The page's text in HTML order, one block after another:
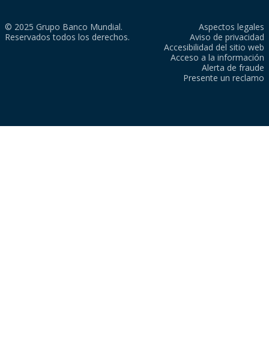
© 2025 Grupo Banco Mundial.
Reservados todos los derechos.
Aspectos legales
Aviso de privacidad
Accesibilidad del sitio web
Acceso a la información
Alerta de fraude
Presente un reclamo